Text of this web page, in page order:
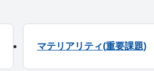
マテリアリティ(重要課題)